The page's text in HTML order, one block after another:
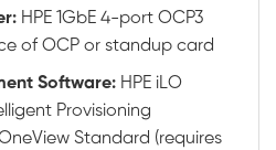
HPE 1GbE 4-port OCP3
of OCP or standup card
Software: HPE iLO
Provisioning
Standard (requires